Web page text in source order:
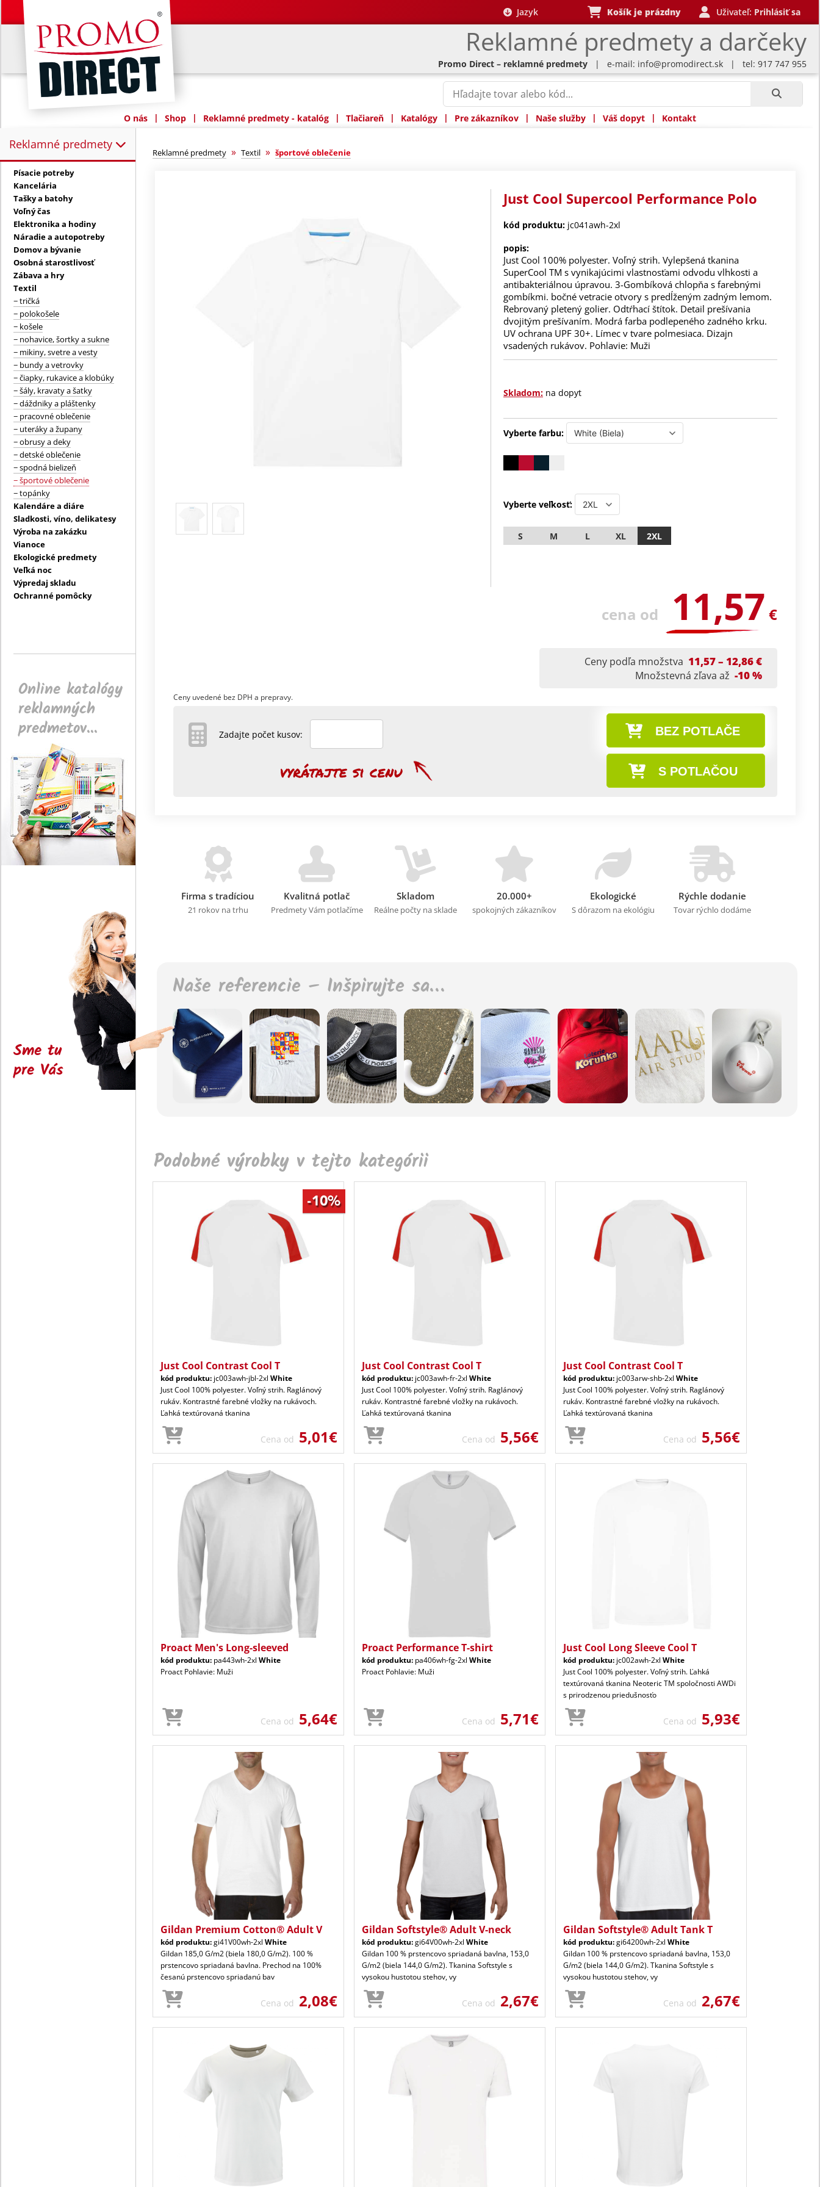
Reklamné predmety a darčeky
Jazyk Košík je prázdny Uživateľ: Prihlásiť sa
Promo Direct – reklamné predmety | e-mail: info@promodirect.sk | tel: 917 747 955
O nás | Shop | Reklamné predmety - katalóg | Tlačiareň | Katalógy | Pre zákazníkov | Naše služby | Váš dopyt | Kontakt
Reklamné predmety
Reklamné predmety:
Písacie potreby
Kancelária
Tašky a batohy
Voľný čas
Elektronika a hodiny
Náradie a autopotreby
Domov a bývanie
Osobná starostlivosť
Zábava a hry
Textil
− tričká
− polokošele
− košele
− nohavice, šortky a sukne
− mikiny, svetre a vesty
− bundy a vetrovky
− čiapky, rukavice a klobúky
− šály, kravaty a šatky
− dáždniky a pláštenky
− pracovné oblečenie
− uteráky a župany
− obrusy a deky
− detské oblečenie
− spodná bielizeň
− športové oblečenie
− topánky
Kalendáre a diáre
Sladkosti, víno, delikatesy
Výroba na zakázku
Vianoce
Ekologické predmety
Veľká noc
Výpredaj skladu
Ochranné pomôcky
Online katalógy
reklamných
predmetov...
Sme tu
pre Vás
Reklamné predmety » Textil » športové oblečenie
Just Cool Supercool Performance Polo
kód produktu: jc041awh-2xl
popis:
Just Cool 100% polyester. Voľný strih. Vylepšená tkanina
SuperCool TM s vynikajúcimi vlastnosťami odvodu vlhkosti a
antibakteriálnou úpravou. 3-Gombíková chlopňa s farebnými
gombíkmi. bočné vetracie otvory s predĺženým zadným lemom.
Rebrovaný pletený golier. Odtŕhací štítok. Detail prešívania
dvojitým prešívaním. Modrá farba podlepeného zadného krku.
UV ochrana UPF 30+. Límec v tvare polmesiaca. Dizajn
vsadených rukávov. Pohlavie: Muži
Skladom: na dopyt
Vyberte farbu:
Vyberte veľkosť:
S M L XL 2XL
cena od 11,57 €
Ceny podľa množstva 11,57 – 12,86 €
Množstevná zľava až -10 %
Ceny uvedené bez DPH a prepravy.
BEZ POTLAČE
S POTLAČOU
Zadajte počet kusov:
Firma s tradíciou
21 rokov na trhu
Kvalitná potlač
Predmety Vám potlačíme
Skladom
Reálne počty na sklade
20.000+
spokojných zákazníkov
Ekologické
S dôrazom na ekológiu
Rýchle dodanie
Tovar rýchlo dodáme
Naše referencie – Inšpirujte sa…
Podobné výrobky v tejto kategórii
Just Cool Contrast Cool T
kód produktu: jc003awh-jbl-2xl White
Just Cool 100% polyester. Voľný strih. Raglánový
rukáv. Kontrastné farebné vložky na rukávoch.
Ľahká textúrovaná tkanina
Cena od 5,01€
Just Cool Contrast Cool T
kód produktu: jc003awh-fr-2xl White
Just Cool 100% polyester. Voľný strih. Raglánový
rukáv. Kontrastné farebné vložky na rukávoch.
Ľahká textúrovaná tkanina
Cena od 5,56€
Just Cool Contrast Cool T
kód produktu: jc003arw-shb-2xl White
Just Cool 100% polyester. Voľný strih. Raglánový
rukáv. Kontrastné farebné vložky na rukávoch.
Ľahká textúrovaná tkanina
Cena od 5,56€
Proact Men's Long-sleeved
kód produktu: pa443wh-2xl White
Proact Pohlavie: Muži
Cena od 5,64€
Proact Performance T-shirt
kód produktu: pa406wh-fg-2xl White
Proact Pohlavie: Muži
Cena od 5,71€
Just Cool Long Sleeve Cool T
kód produktu: jc002awh-2xl White
Just Cool 100% polyester. Voľný strih. Ľahká
textúrovaná tkanina Neoteric TM spoločnosti AWDi
s prirodzenou priedušnosťo
Cena od 5,93€
Gildan Premium Cotton® Adult V
kód produktu:gi41V00wh-2xl White
Gildan 185,0 G/m2 (biela 180,0 G/m2). 100 %
prstencovo spriadaná bavlna. Prechod na 100%
česanú prstencovo spriadanú bav
Cena od 2,08€
Gildan Softstyle® Adult V-neck
kód produktu:gi64V00wh-2xl White
Gildan 100 % prstencovo spriadaná bavlna, 153,0
G/m2 (biela 144,0 G/m2). Tkanina Softstyle s
vysokou hustotou stehov, vy
Cena od 2,67€
Gildan Softstyle® Adult Tank T
kód produktu:gi64200wh-2xl White
Gildan 100 % prstencovo spriadaná bavlna, 153,0
G/m2 (biela 144,0 G/m2). Tkanina Softstyle s
vysokou hustotou stehov, vy
Cena od 2,67€